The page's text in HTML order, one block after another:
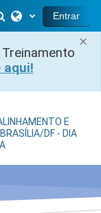
×
aqui!
Alternar entrada
Entrar
E
DF - DIA